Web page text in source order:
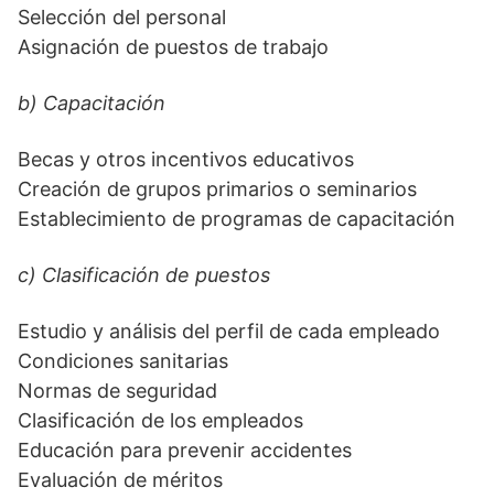
Selección del personal
Asignación de puestos de trabajo
b) Capacitación
Becas y otros incentivos educativos
Creación de grupos primarios o seminarios
Establecimiento de programas de capacitación
c) Clasificación de puestos
Estudio y análisis del perfil de cada empleado
Condiciones sanitarias
Normas de seguridad
Clasificación de los empleados
Educación para prevenir accidentes
Evaluación de méritos